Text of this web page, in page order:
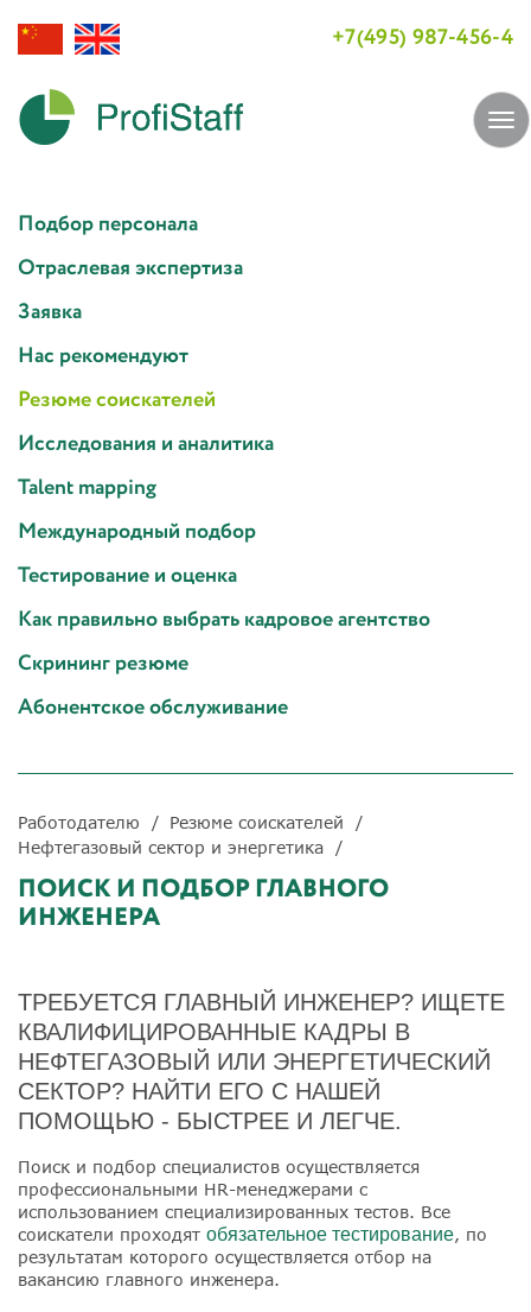
+7(495) 987-456-4
Подбор персонала
Отраслевая экспертиза
Заявка
Нас рекомендуют
Резюме соискателей
Исследования и аналитика
Talent mapping
Международный подбор
Тестирование и оценка
Как правильно выбрать кадровое агентство
Скрининг резюме
Абонентское обслуживание
Работодателю
Резюме соискателей
Нефтегазовый сектор и энергетика
ПОИСК И ПОДБОР ГЛАВНОГО
ИНЖЕНЕРА
ТРЕБУЕТСЯ ГЛАВНЫЙ ИНЖЕНЕР? ИЩЕТЕ
КВАЛИФИЦИРОВАННЫЕ КАДРЫ В
НЕФТЕГАЗОВЫЙ ИЛИ ЭНЕРГЕТИЧЕСКИЙ
СЕКТОР? НАЙТИ ЕГО С НАШЕЙ
ПОМОЩЬЮ - БЫСТРЕЕ И ЛЕГЧЕ.
Поиск и подбор специалистов осуществляется
профессиональными HR-менеджерами с
использованием специализированных тестов. Все
соискатели проходят обязательное тестирование, по
результатам которого осуществляется отбор на
вакансию главного инженера.